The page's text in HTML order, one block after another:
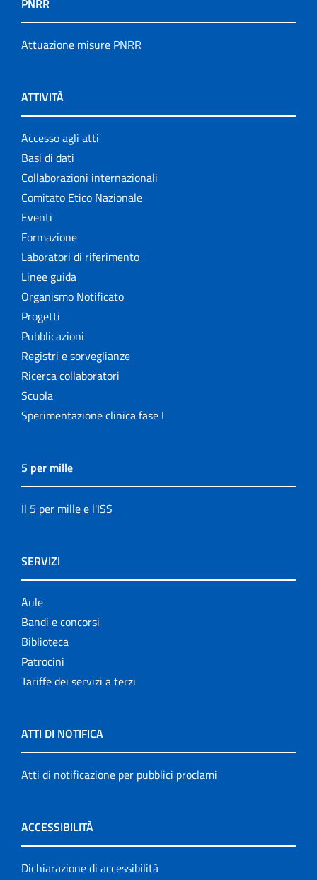
PNRR
Attuazione misure PNRR
ATTIVITÀ
Accesso agli atti
Basi di dati
Collaborazioni internazionali
Comitato Etico Nazionale
Eventi
Formazione
Laboratori di riferimento
Linee guida
Organismo Notificato
Progetti
Pubblicazioni
Registri e sorveglianze
Ricerca collaboratori
Scuola
Sperimentazione clinica fase I
5 per mille
Il 5 per mille e l'ISS
SERVIZI
Aule
Bandi e concorsi
Biblioteca
Patrocini
Tariffe dei servizi a terzi
ATTI DI NOTIFICA
Atti di notificazione per pubblici proclami
ACCESSIBILITÀ
Dichiarazione di accessibilità